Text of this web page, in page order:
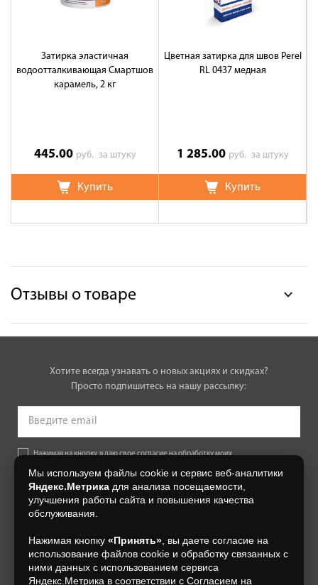
Затирка эластичная
водоотталкивающая Смартшов
карамель, 2 кг
445.00 руб. за штуку
Купить
Цветная затирка для швов Perel
RL 0437 медная
1 285.00 руб. за штуку
Купить
Отзывы о товаре
Хотите всегда узнавать о новых акциях и скидках?
Просто подпишитесь на нашу рассылку:
Нажимая на кнопку, я даю свое согласие на обработку моих
Согласии на обработку персональных данных.
+7 (4832) 300-007
Мы используем файлы cookie и сервис веб-аналитики
Яндекс.Метрика для анализа посещаемости,
улучшения работы сайта и повышения качества
обслуживания.
Нажимая кнопку «Принять» , вы даете согласие на
использование файлов cookie и обработку связанных с
ними данных с использованием сервиса
Яндекс.Метрика в соответствии с Согласием на